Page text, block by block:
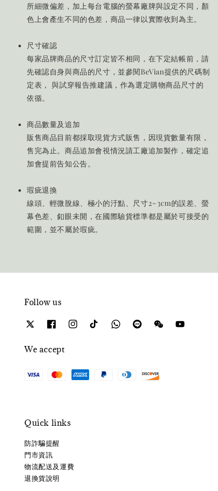
所細微偏差，加上每台電腦的螢幕廠牌與設定不同，顏
色上會產生不同的色差，商品一律以實際收到為主。
尺寸確認
每家品牌商品的尺寸訂定皆不相同，在下定結帳前，請
先確認自身與商品的尺寸，並參閱BeVian提供的尺碼制
定表， 與試穿報告推建議，作為選定購物商品尺寸的
依循。
商品數量及追加
販售商品目前都採取現貨方式販售，因現貨數量有限，
售完為止。商品追加會視情況請工廠追加製作，確定追
加會提前告知公告。
瑕疵退換
線頭、輕微脫線、極小的汙點、尺寸2~3cm的誤差、螢
幕色差、釦眼未開，在國際驗貨標準都是屬於可接受的
範圍，並不屬於瑕疵。
Follow us
We accept
Quick links
防詐騙提醒
門市資訊
物流配送及運費
退換貨說明